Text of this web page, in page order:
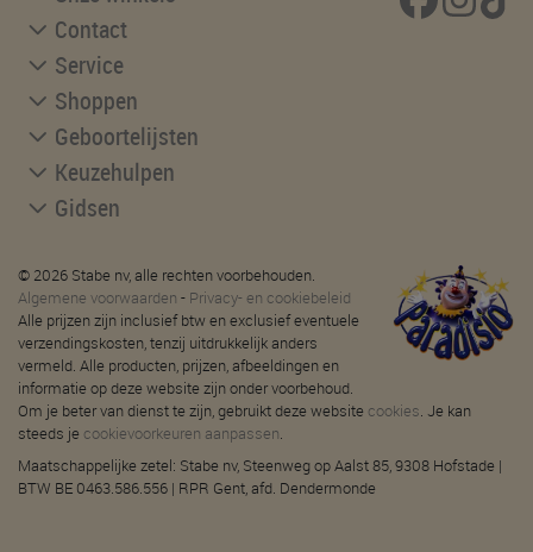
Contact
Service
Shoppen
Geboortelijsten
Keuzehulpen
Gidsen
© 2026 Stabe nv, alle rechten voorbehouden.
Algemene voorwaarden - Privacy- en cookiebeleid
Alle prijzen zijn inclusief btw en exclusief eventuele
verzendingskosten, tenzij uitdrukkelijk anders
vermeld. Alle producten, prijzen, afbeeldingen en
informatie op deze website zijn onder voorbehoud.
Om je beter van dienst te zijn, gebruikt deze website cookies. Je kan
steeds je cookievoorkeuren aanpassen.
Maatschappelijke zetel: Stabe nv, Steenweg op Aalst 85, 9308 Hofstade |
BTW BE 0463.586.556 | RPR Gent, afd. Dendermonde